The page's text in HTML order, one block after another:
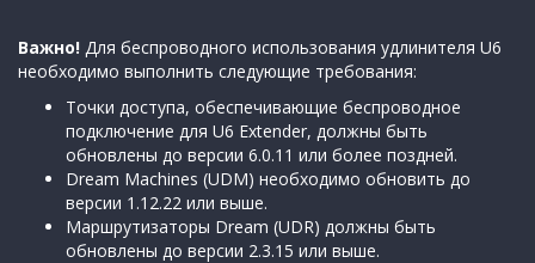
Важно! Для беспроводного использования удлинителя U6
необходимо выполнить следующие требования:
Точки доступа, обеспечивающие беспроводное
подключение для U6 Extender, должны быть
обновлены до версии 6.0.11 или более поздней.
Dream Machines (UDM) необходимо обновить до
версии 1.12.22 или выше.
Маршрутизаторы Dream (UDR) должны быть
обновлены до версии 2.3.15 или выше.